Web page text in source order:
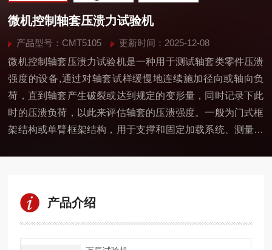
微机控制轴套压溃力试验机
产品型号：CMT5105
更新时间：2025-12-08
微机控制轴套压溃力试验机是一种用于测试轴套类零件压溃
强度的设备,通过对轴套试样缓慢地连续施加径向或轴向负
荷，直到轴套产生破裂或达到规定的变形量，同时记录下此
时的压溃负荷，以此来评估轴套的压溃强度。一般为门式框
架结构或单臂框架结构，用于支撑和固定加载系统、测量系
产品介绍